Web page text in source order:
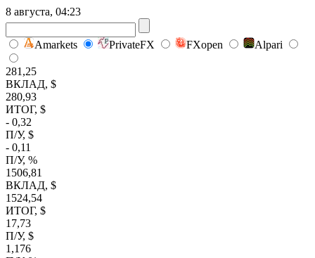
8 августа, 04:23
Amarkets PrivateFX FXopen Alpari
281,25
ВКЛАД, $
280,93
ИТОГ, $
- 0,32
П/У, $
- 0,11
П/У, %
1506,81
ВКЛАД, $
1524,54
ИТОГ, $
17,73
П/У, $
1,176